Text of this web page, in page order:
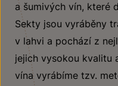
a šumivých vín, které
Sekty jsou vyráběny
v lahvi a pochází z
jejich vysokou kvalitu
vína vyrábíme tzv.